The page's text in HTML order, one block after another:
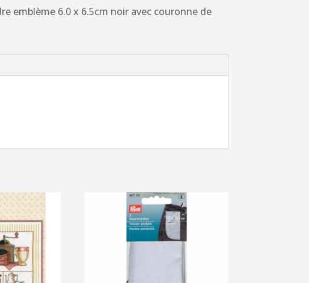
emblème 6.0 x 6.5cm noir avec couronne de